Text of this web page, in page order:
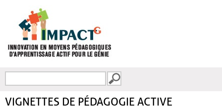
FORMULAIRE DE
VIGNETTES DE PÉDAGOGIE ACTIVE